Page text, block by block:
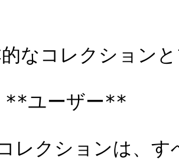
なコレクション
ユーザー**
レクションは、